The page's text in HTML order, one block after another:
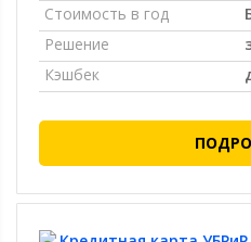
Стоимость в год
Решение
Кэшбек